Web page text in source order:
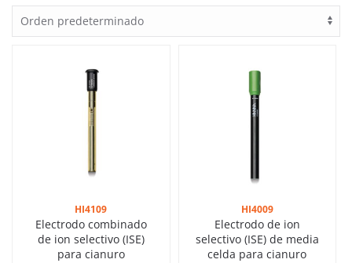
HI4109
Electrodo combinado
de ion selectivo (ISE)
para cianuro
HI4009
Electrodo de ion
selectivo (ISE) de media
celda para cianuro